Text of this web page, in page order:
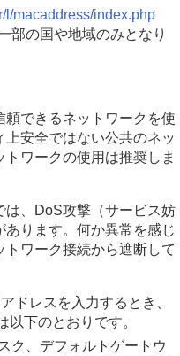
l/macaddress/index.php
部の国や地域のみとなり
できるネットワークを使
安全ではない公共のネッ
トワークの使用は推奨しま
は、DoS攻撃（サービス妨
ります。何か異常を感じ
ワーク接続から遮断して
ドレスを入力するとき、
以下のとおりです。
ク、デフォルトゲートウ